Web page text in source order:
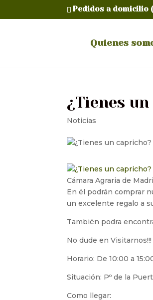
Pedidos a domicilio
Quienes
¿Tienes
Noticias
Cámara Agraria de
En él podrán comprar
un excelente regalo a
También podra
No dude en Visitarnos!!!
Horario: De 10:00 a
Situación: Pº de la
Como llegar: